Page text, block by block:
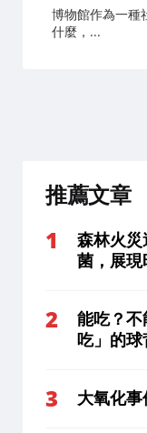
博物館作為一種
什麼，...
推薦文章
森林火災
菌，展現
能吃？不
吃」的
大氧化事